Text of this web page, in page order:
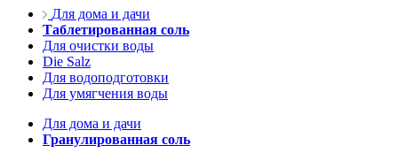
Для дома и дачи
Таблетированная соль
Для очистки воды
Die Salz
Для водоподготовки
Для умягчения воды
Для дома и дачи
Гранулированная соль